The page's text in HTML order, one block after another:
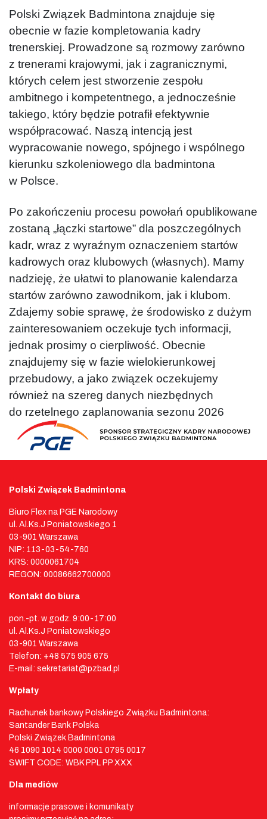
Polski Związek Badmintona znajduje się
obecnie w fazie kompletowania kadry
trenerskiej. Prowadzone są rozmowy zarówno
z trenerami krajowymi, jak i zagranicznymi,
których celem jest stworzenie zespołu
ambitnego i kompetentnego, a jednocześnie
takiego, który będzie potrafił efektywnie
współpracować. Naszą intencją jest
wypracowanie nowego, spójnego i wspólnego
kierunku szkoleniowego dla badmintona
w Polsce.
Po zakończeniu procesu powołań opublikowane
zostaną „łączki startowe” dla poszczególnych
kadr, wraz z wyraźnym oznaczeniem startów
kadrowych oraz klubowych (własnych). Mamy
nadzieję, że ułatwi to planowanie kalendarza
startów zarówno zawodnikom, jak i klubom.
Zdajemy sobie sprawę, że środowisko z dużym
zainteresowaniem oczekuje tych informacji,
jednak prosimy o cierpliwość. Obecnie
znajdujemy się w fazie wielokierunkowej
przebudowy, a jako związek oczekujemy
również na szereg danych niezbędnych
do rzetelnego zaplanowania sezonu 2026
Polski Związek Badmintona
Biuro Flex na PGE Narodowy
ul. Al.Ks.J Poniatowskiego 1
03-901 Warszawa
NIP: 113-03-54-760
KRS: 0000061704
REGON: 00086662700000
Kontakt do biura
pon.-pt. w godz. 9:00-17:00
ul. Al.Ks.J Poniatowskiego
03-901 Warszawa
Telefon: +48 575 905 675
E-mail: sekretariat@pzbad.pl
Wpłaty
Rachunek bankowy Polskiego Związku Badmintona:
Santander Bank Polska
Polski Związek Badmintona
46 1090 1014 0000 0001 0795 0017
SWIFT CODE: WBK PPL PP XXX
Dla mediów
informacje prasowe i komunikaty